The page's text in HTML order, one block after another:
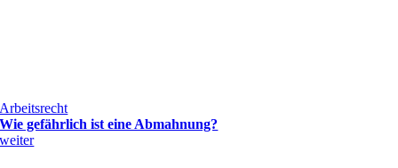
Arbeitsrecht
Wie gefährlich ist eine Abmahnung?
weiter